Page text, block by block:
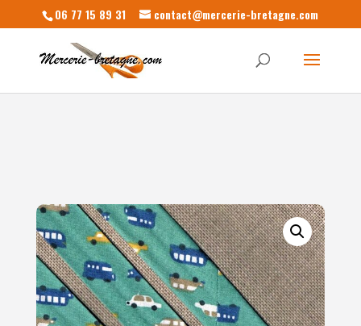
06 77 15 89 31 contact@mercerie-bretagne.com